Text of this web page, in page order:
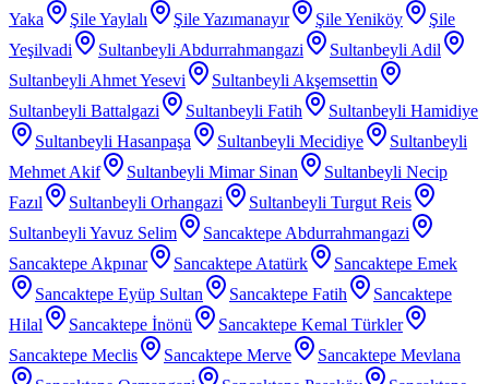
Yaka
Şile Yaylalı Şile Yazımanayır Şile Yeniköy
Şile
Yeşilvadi
Sultanbeyli Abdurrahmangazi
Sultanbeyli Adil
Sultanbeyli Ahmet Yesevi
Sultanbeyli Akşemsettin
Sultanbeyli Battalgazi
Sultanbeyli Fatih
Sultanbeyli Hamidiye
Sultanbeyli Hasanpaşa
Sultanbeyli Mecidiye
Sultanbeyli
Mehmet Akif
Sultanbeyli Mimar Sinan
Sultanbeyli Necip
Fazıl
Sultanbeyli Orhangazi
Sultanbeyli Turgut Reis
Sultanbeyli Yavuz Selim
Sancaktepe Abdurrahmangazi
Sancaktepe Akpınar
Sancaktepe Atatürk
Sancaktepe Emek
Sancaktepe Eyüp Sultan
Sancaktepe Fatih
Sancaktepe
Hilal
Sancaktepe İnönü
Sancaktepe Kemal Türkler
Sancaktepe Meclis
Sancaktepe Merve
Sancaktepe Mevlana